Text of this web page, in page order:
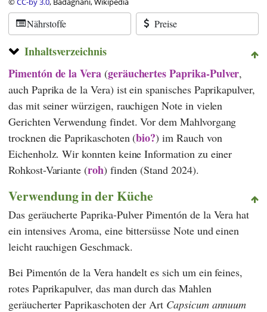
Nährstoffe Preise
Inhaltsverzeichnis
Pimentón de la Vera (geräuchertes Paprika-Pulver,
auch Paprika de la Vera) ist ein spanisches Paprikapulver,
das mit seiner würzigen, rauchigen Note in vielen
Gerichten Verwendung findet. Vor dem Mahlvorgang
trocknen die Paprikaschoten (bio?) im Rauch von
Eichenholz. Wir konnten keine Information zu einer
Rohkost-Variante (roh) finden (Stand 2024).
Verwendung in der Küche
Das geräucherte Paprika-Pulver Pimentón de la Vera hat
ein intensives Aroma, eine bittersüsse Note und einen
leicht rauchigen Geschmack.
Bei Pimentón de la Vera handelt es sich um ein feines,
rotes Paprikapulver, das man durch das Mahlen
geräucherter Paprikaschoten der Art Capsicum annuum